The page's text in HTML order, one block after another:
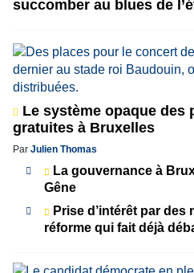
succomber au blues de
Le système opaque des
gratuites à Bruxelles
Par Julien Thomas
La gouvernance à
Gêne
Prise d’intérêt par
réforme qui fait déjà